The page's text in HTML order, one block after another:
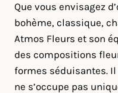
Que vous envisagez
bohème, classique,
Atmos Fleurs et son
des compositions
formes séduisantes.
ne s’occupe pas